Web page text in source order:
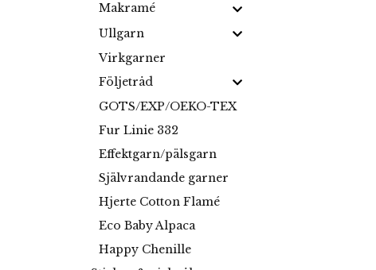
Makramé
Ullgarn
Virkgarner
Följetråd
GOTS/EXP/OEKO-TEX
Fur Linie 332
Effektgarn/pälsgarn
Självrandande garner
Hjerte Cotton Flamé
Eco Baby Alpaca
Happy Chenille